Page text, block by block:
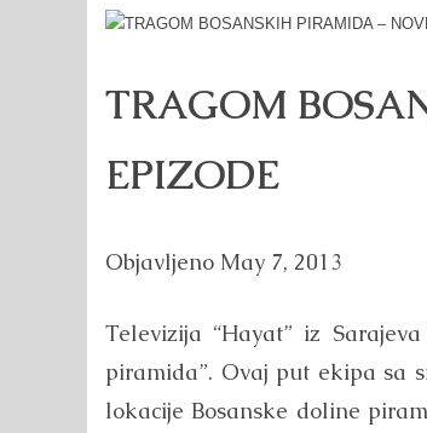
TRAGOM
EPIZODE
Objavljeno May 7, 2013
Televizija “Hayat” iz
piramida”. Ovaj put ekipa sa
lokacije Bosanske doline